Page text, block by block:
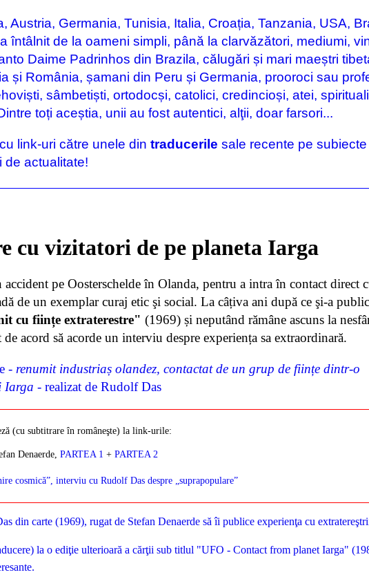
Austria, Germania, Tunisia, Italia, Croația, Tanzania, USA,
întâlnit de la oameni simpli, până la clarvăzători, mediumi,
Daime Padrinhos din Brazila, călugări și mari maeștri
și România, șamani din Peru și Germania, prooroci sau
sâmbetiști, ortodocși, catolici, credincioși, atei,
toți aceștia, unii au fost autentici, alţii, doar farsori...
link-uri către unele din traducerile sale recente pe subiecte
de actualitate!
cu vizitatori de pe planeta Iarga
pe Oosterschelde în Olanda, pentru a intra în contact direct
de un exemplar curaj etic şi social. La câțiva ani după ce şi-a
cu ființe extraterestre" (1969) și neputând rămâne ascuns la
acord să acorde un interviu despre experiența sa extraordinară.
- renumit industriaș olandez, contactat de un grup de ființe dintr-o
Iarga - realizat de Rudolf Das
(cu subtitrare în româneşte) la link-urile:
Denaerde, PARTEA 1 + PARTEA 2
cosmică”, interviu cu Rudolf Das despre „suprapopulare”
din carte (1969), rugat de Stefan Denaerde să îi publice experienţa cu
la o ediţie ulterioară a cărţii sub titlul "UFO - Contact from planet Iarga"